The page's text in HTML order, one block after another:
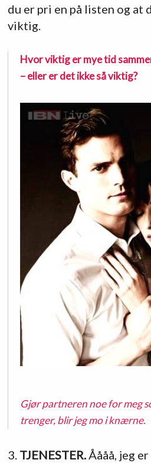
du er pri en på listen og at
viktig.
Hvor viktig er mye tid
– eller er det ikke så viktig?
Gjør partneren noe for meg
trenger, blir jeg mo i knærne.
3.TJENESTER.Åååå, jeg